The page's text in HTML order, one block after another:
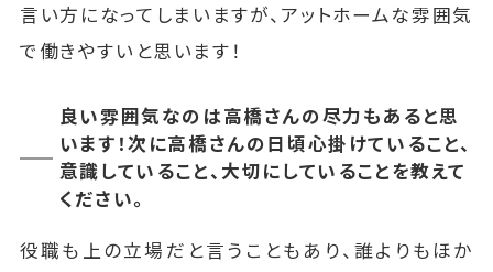
言い方になってしまいますが、アットホームな雰囲気
で働きやすいと思います！
良い雰囲気なのは高橋さんの尽力もあると思
います！次に高橋さんの日頃心掛けていること、
意識していること、大切にしていることを教えて
ください。
役職も上の立場だと言うこともあり、誰よりもほか